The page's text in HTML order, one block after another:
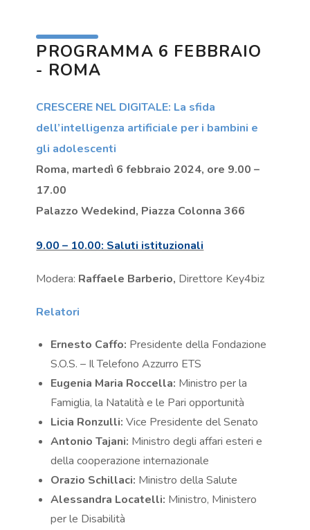
PROGRAMMA 6 FEBBRAIO
- ROMA
CRESCERE NEL DIGITALE: La sfida
dell’intelligenza artificiale per i bambini e
gli adolescenti
Roma, martedì 6 febbraio 2024, ore 9.00 –
17.00
Palazzo Wedekind, Piazza Colonna 366
9.00 – 10.00: Saluti istituzionali
Modera: Raffaele Barberio, Direttore Key4biz
Relatori
Ernesto Caffo: Presidente della Fondazione
S.O.S. – Il Telefono Azzurro ETS
Eugenia Maria Roccella: Ministro per la
Famiglia, la Natalità e le Pari opportunità
Licia Ronzulli: Vice Presidente del Senato
Antonio Tajani: Ministro degli affari esteri e
della cooperazione internazionale
Orazio Schillaci: Ministro della Salute
Alessandra Locatelli: Ministro, Ministero
per le Disabilità